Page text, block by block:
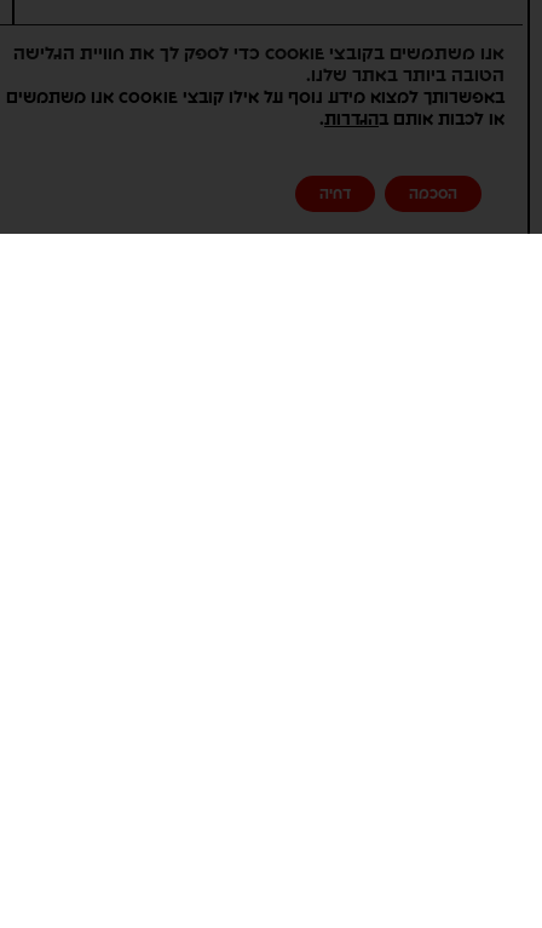
אנו משתמשים בקובצי Cookie כדי לספק לך את חוויית הגלישה
הטובה ביותר באתר שלנו.
באפשרותך למצוא מידע נוסף על אילו קובצי Cookie אנו משתמשים
או לכבות אותם בהגדרות.
הסכמה דחיה